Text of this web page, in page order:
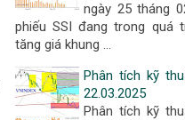
ngày 25 tháng
phiếu SSI đang trong quá
tăng giá khung …
Phân tích kỹ
22.03.2025
Phân tích kỹ